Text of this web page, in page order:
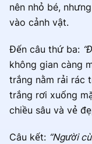
nên nhỏ bé,
vào cảnh vật.
Đến câu thứ ba:
không gian càng
trắng nằm rải rác
trắng rơi xuống
chiều sâu và vẻ
Câu kết: “Người